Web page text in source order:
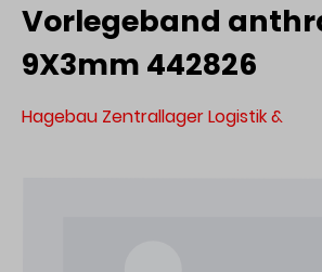
Vorlegeband
9X3mm 442826
Hagebau Zentrallager Logistik &